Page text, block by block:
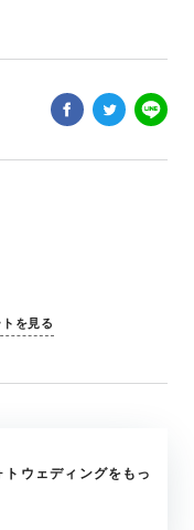
を見る
ウェディングをもっ